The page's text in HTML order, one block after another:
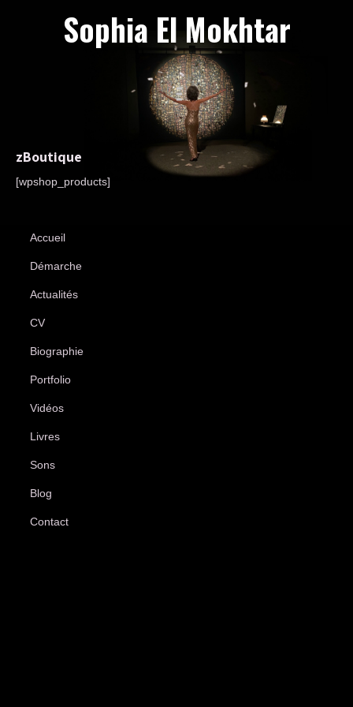
Sophia El Mokhtar
zBoutique
[wpshop_products]
Accueil
Démarche
Actualités
CV
Biographie
Portfolio
Vidéos
Livres
Sons
Blog
Contact